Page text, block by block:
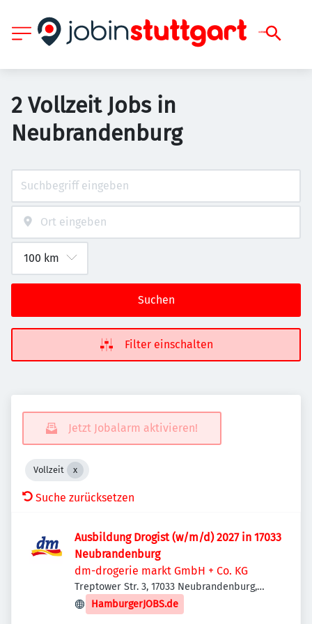
2 Vollzeit Jobs in
Neubrandenburg
Suchen
Filter einschalten
Jetzt Jobalarm aktivieren!
Vollzeit
Suche zurücksetzen
Ausbildung Drogist (w/m/d) 2027 in 17033
Neubrandenburg
dm-drogerie markt GmbH + Co. KG
Treptower Str. 3, 17033 Neubrandenburg,
Deutschland
HamburgerJOBS.de